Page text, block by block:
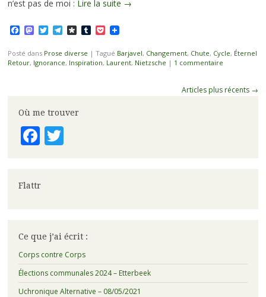
n’est pas de moi : Lire la suite →
Facebook
Mastodon
TwitterTelegram
Diaspora
Tumblr
Pocket
Posté dans Prose diverse | Tagué Barjavel, Changement, Chute, Cycle, Éternel
Retour, Ignorance, Inspiration, Laurent, Nietzsche | 1 commentaire
articles
Articles plus récents →
Où me trouver
Facebook
Twitter
Flattr
Ce que j’ai écrit :
Corps contre Corps
Élections communales 2024 – Etterbeek
Uchronique Alternative – 08/05/2021